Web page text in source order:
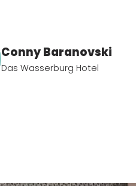
Conny Baranovski
Das Wasserburg Hotel